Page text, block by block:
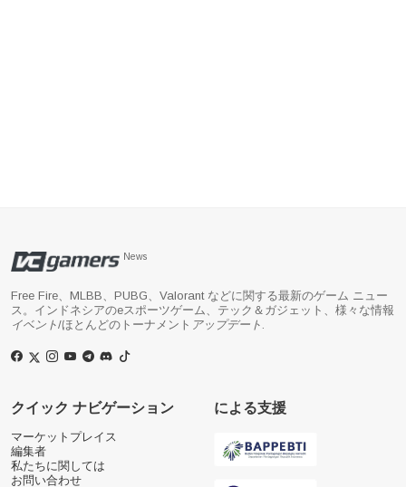
News
Free Fire、MLBB、PUBG、Valorant などに関する最新のゲーム ニュー
ス。インドネシアのeスポーツゲーム、テック＆ガジェット、様々な情報
イベント/ほとんどのトーナメント アップデート .
クイック ナビゲーション
マーケットプレイス
編集者
私たちに関しては
お問い合わせ
による支援